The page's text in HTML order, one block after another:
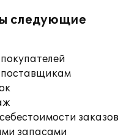
следующие
заказов
запасами